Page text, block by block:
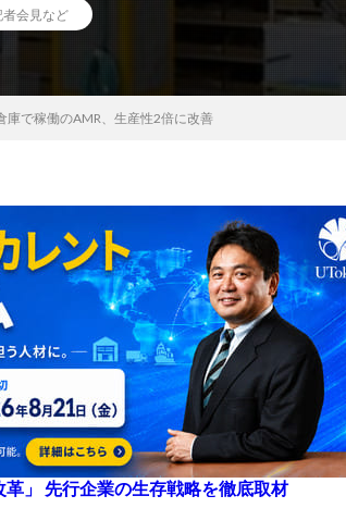
者会見など
庫で稼働のAMR、生産性2倍に改善
」 先行企業の生存戦略を徹底取材